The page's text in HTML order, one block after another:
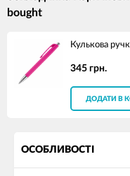
bought
Кулькова
345 грн.
ДОДАТИ В
ОСОБЛИВОСТІ